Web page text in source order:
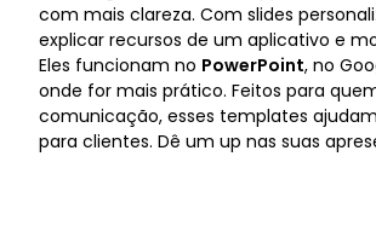
com mais clareza. Com slides
explicar recursos de um aplicativo e
Eles funcionam no PowerPoint, no
onde for mais prático. Feitos para
comunicação, esses templates
para clientes. Dê um up nas suas